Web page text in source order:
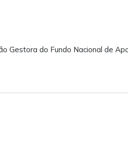
Gestora do Fundo Nacional de